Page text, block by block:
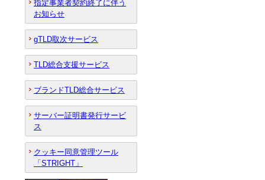
指定事業者契約終了に伴う
お知らせ
gTLD取次サービス
TLD総合支援サービス
ブランドTLD総合サービス
サーバー証明書発行サービ
ス
クッキー同意管理ツール
「STRIGHT」